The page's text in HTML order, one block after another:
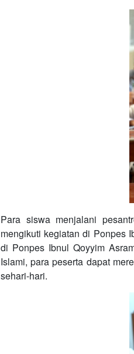
Para siswa menjalani
mengikuti kegiatan di Ponpes
di Ponpes Ibnul Qoyyim
Islami, para peserta dapat
sehari-hari.